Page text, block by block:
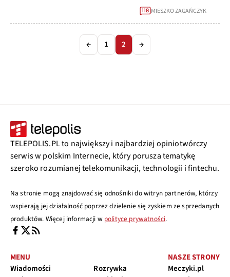
118 MIESZKO ZAGAŃCZYK
← 1 2 →
TELEPOLIS.PL to największy i najbardziej opiniotwórczy
serwis w polskim Internecie, który porusza tematykę
szeroko rozumianej telekomunikacji, technologii i fintechu.
Na stronie mogą znajdować się odnośniki do witryn partnerów, którzy
wspierają jej działalność poprzez dzielenie się zyskiem ze sprzedanych
produktów. Więcej informacji w polityce prywatności.
MENU
Wiadomości
Rozrywka
NASZE STRONY
Meczyki.pl